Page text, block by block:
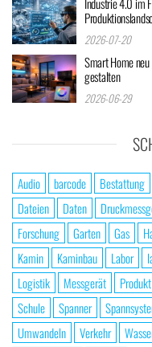
2026-07-20
Smart Home
gestalten
2026-06-29
Audio barcode Bestattung
Dateien
Daten
Forschung
Garten Gas
Kamin
Kaminbau Labor
Logistik
Messgerät Produkt
Schule
Spanner
Umwandeln
Verkehr